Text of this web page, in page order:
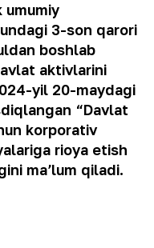
umumiy
3-son qarori
boshlab
aktivlarini
yil 20-maydagi
“Davlat
korporativ
rioya etish
maʼlum qiladi.